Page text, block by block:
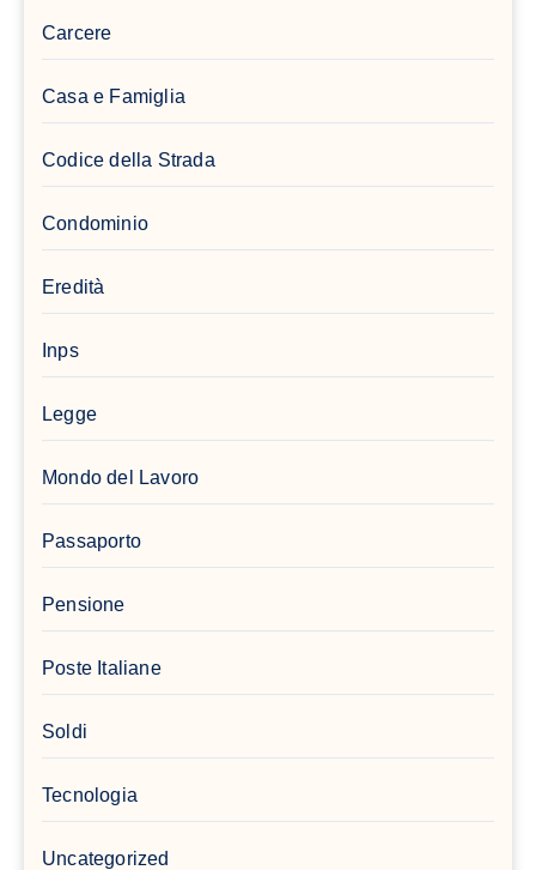
Carcere
Casa e Famiglia
Codice della Strada
Condominio
Eredità
Inps
Legge
Mondo del Lavoro
Passaporto
Pensione
Poste Italiane
Soldi
Tecnologia
Uncategorized